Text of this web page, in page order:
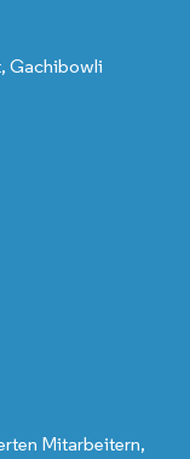
Gachibowli
Mitarbeitern,